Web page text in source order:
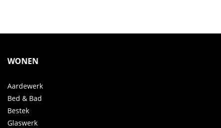
WONEN
Aardewerk
Bed & Bad
Bestek
Glaswerk